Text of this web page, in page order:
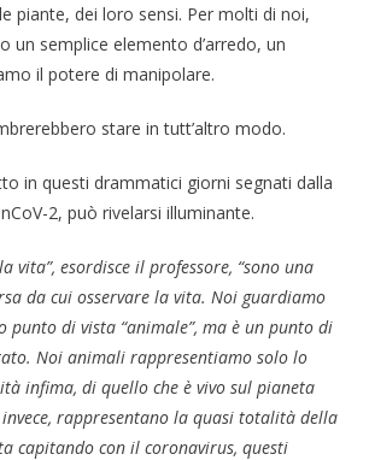
piante, dei loro sensi. Per molti di noi,
un semplice elemento d’arredo, un
il potere di manipolare.
stare in tutt’altro modo.
in questi drammatici giorni segnati dalla
2, può rivelarsi illuminante.
vita”, esordisce il professore, “sono una
da cui osservare la vita. Noi guardiamo
punto di vista “animale”, ma è un punto di
Noi animali rappresentiamo solo lo
infima, di quello che è vivo sul pianeta
rappresentano la quasi totalità della
capitando con il coronavirus, questi